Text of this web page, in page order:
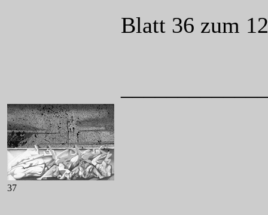
Blatt 36 zum
37